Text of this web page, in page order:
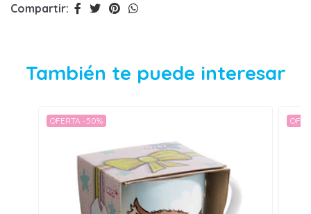
Compartir:
También te puede interesar
OFERTA -50%